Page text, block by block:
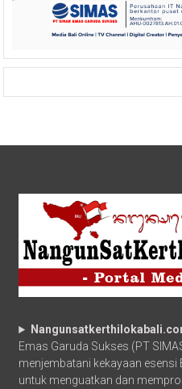
Emas Garuda Sukses (PT
menjembatani kekayaan esensi
untuk menguatkan dan